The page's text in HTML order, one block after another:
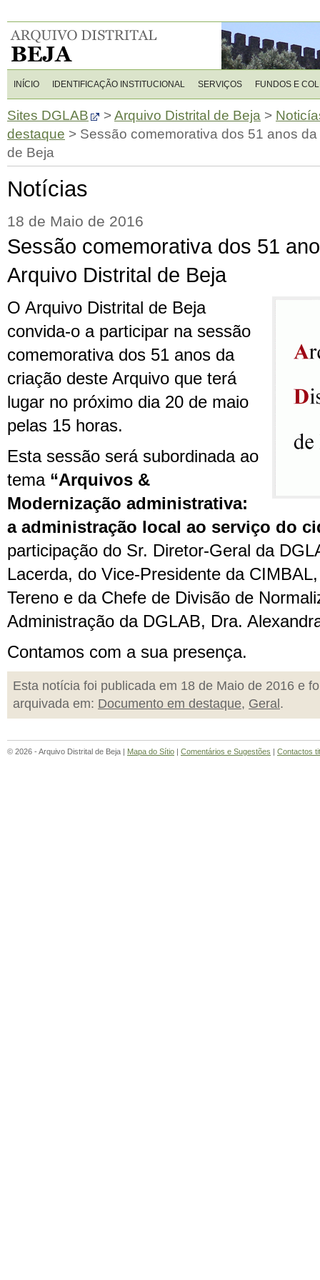
INÍCIO IDENTIFICAÇÃO INSTITUCIONAL SERVIÇOS FUNDOS E
Sites DGLAB >Arquivo Distrital de Beja >
destaque > Sessão comemorativa dos 51 anos
de Beja
Notícias
18 de Maio de 2016
Sessão comemorativa dos 51
Arquivo Distrital de Beja
O Arquivo Distrital de Beja
convida-o a participar na sessão
comemorativa dos 51 anos da
criação deste Arquivo que terá
lugar no próximo dia 20 de maio
pelas 15 horas.
Esta sessão será subordinada ao
tema “Arquivos &
Modernização administrativa:
a administração local ao serviço do
participação do Sr. Diretor-Geral da
Lacerda, do Vice-Presidente da
Tereno e da Chefe de Divisão de
Administração da DGLAB, Dra.
Contamos com a sua presença.
Esta notícia foi publicada em 18 de Maio de 2016 e
arquivada em: Documento em destaque, Geral .
© 2026 - Arquivo Distrital de Beja | Mapa do Sítio | Comentários e Sugestões | Contactos